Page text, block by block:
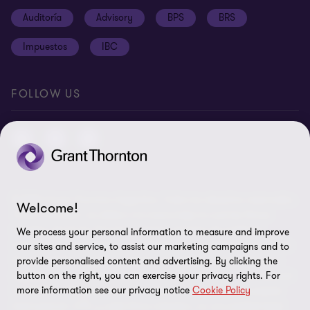
Ética y Manual de Gestión de Calidad
Disclaimer
Preferencias de cookies
Auditoría Advisory BPS BRS
Impuestos IBC
FOLLOW US
© 2026 Grant Thornton Argentina. Todos los derechos reservados.
'Grant Thornton' se refiere a la marca bajo la cual las firmas
miembro de Grant Thornton prestan servicios de auditoría,
impuestos y consultoría a sus clientes, y/o se refiere a una o más
firmas miembro, según lo requiera el contexto. Grant Thornton
Argentina es una firma miembro de Grant Thornton International
Ltd (GTIL). GTIL y las firmas miembro no forman una sociedad
Welcome!
We process your personal information to measure and improve
our sites and service, to assist our marketing campaigns and to
provide personalised content and advertising. By clicking the
button on the right, you can exercise your privacy rights. For
more information see our privacy notice Cookie Policy